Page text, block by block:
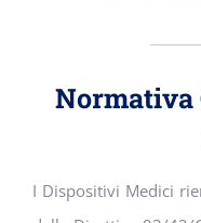
Normativa
I Dispositivi Medici